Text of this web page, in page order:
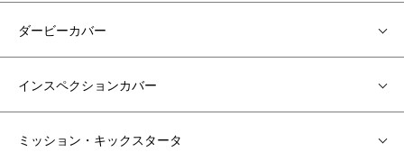
ダービーカバー
インスペクションカバー
ミッション・キックスタータ